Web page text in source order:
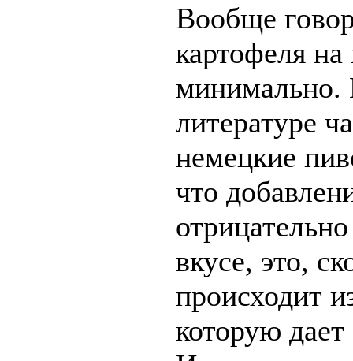
Вообще
картофеля на
минимально.
литературе
немецкие
что
вкусе, это,
происходит
которую дает